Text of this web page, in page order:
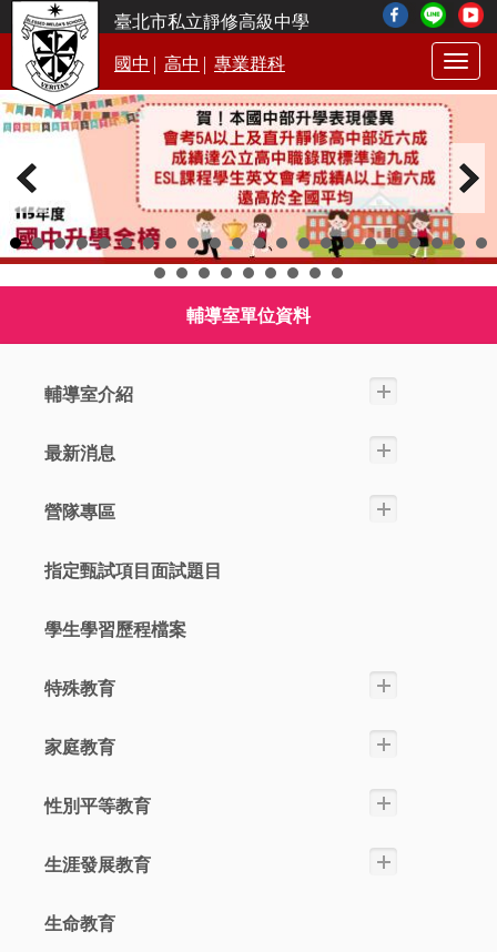
臺北市私立靜修高級中學
國中 | 高中 | 專業群科
輔導室單位資料
輔導室介紹
最新消息
營隊專區
指定甄試項目面試題目
學生學習歷程檔案
特殊教育
家庭教育
性別平等教育
生涯發展教育
生命教育